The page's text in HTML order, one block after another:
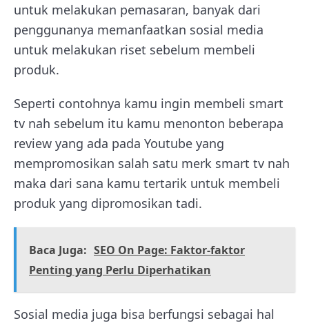
untuk melakukan pemasaran, banyak dari
penggunanya memanfaatkan sosial media
untuk melakukan riset sebelum membeli
produk.
Seperti contohnya kamu ingin membeli smart
tv nah sebelum itu kamu menonton beberapa
review yang ada pada Youtube yang
mempromosikan salah satu merk smart tv nah
maka dari sana kamu tertarik untuk membeli
produk yang dipromosikan tadi.
Baca Juga: SEO On Page: Faktor-faktor
Penting yang Perlu Diperhatikan
Sosial media juga bisa berfungsi sebagai hal